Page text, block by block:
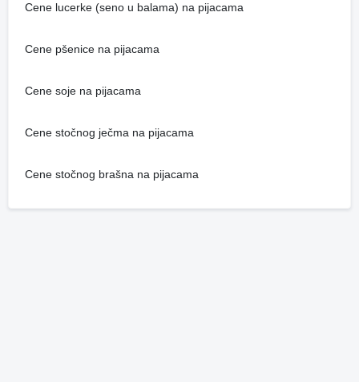
Cene lucerke (seno u balama) na pijacama
Cene pšenice na pijacama
Cene soje na pijacama
Cene stočnog ječma na pijacama
Cene stočnog brašna na pijacama